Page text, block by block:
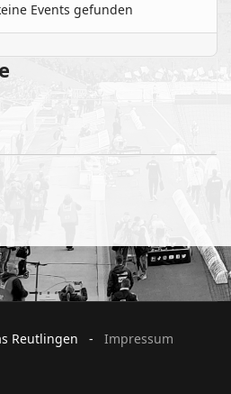
Events gefunden
Reutlingen - Impressum